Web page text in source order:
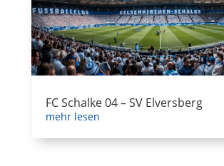
FC Schalke 04 – SV Elversberg
mehr lesen